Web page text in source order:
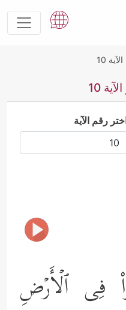
الآية 10
10
اختر رقم الآية
فِی ٱلۡأَرۡضِ